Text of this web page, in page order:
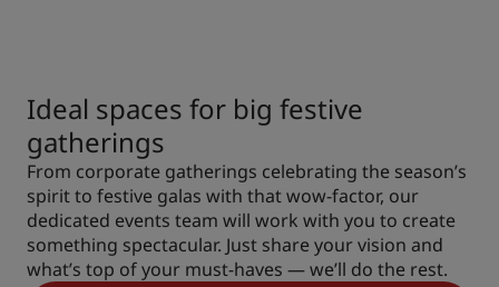
Ideal spaces for big festive
gatherings
From corporate gatherings celebrating the season’s
spirit to festive galas with that wow-factor, our
dedicated events team will work with you to create
something spectacular. Just share your vision and
what’s top of your must-haves — we’ll do the rest.